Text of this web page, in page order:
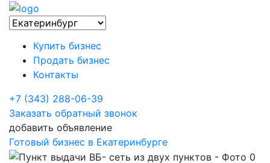
Купить бизнес
Продать бизнес
Контакты
+7 (343) 288-06-39
Заказать обратный звонок
добавить объявление
Готовый бизнес в Екатеринбурге